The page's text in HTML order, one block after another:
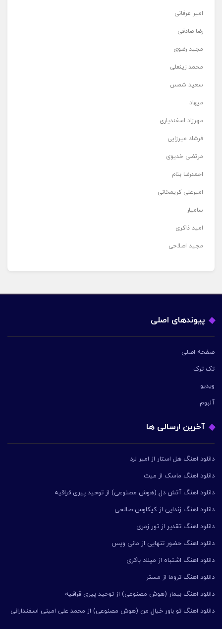
امیر عرفانی
رضا صادقی
مجید رضوی
محمد زینعلی
سعید شمس
میهاد
مهرزاد اسفندیاری
فرشاد میرزایی
مرتضی خدیوی
احمدرضا بنام
امیرعلی کریمخانی
سامیار
امید ذاکری
مجید اصلاحی
پیوندهای اصلی
صفحه اصلی
تک ترک
ویدیو
آلبوم
آخرین ارسالی ها
دانلود اهنگ هل استار از امیر لرد
دانلود اهنگ ماسک از میث
دانلود اهنگ آتش دل (هوش مصنوعی) از توحید پیری قراقیه
دانلود اهنگ زندایی از کیکاوس صالحی
دانلود اهنگ تقدیر از تور زمری
دانلود اهنگ حضور تنهایی از مانی ویس
دانلود اهنگ اشتباه از میلاد باکری
دانلود اهنگ تروما از مستر
دانلود اهنگ بیمار (هوش مصنوعی) از توحید پیری قراقیه
دانلود اهنگ تو باور خیال من (هوش مصنوعی) از محمد علی امینی اسفندارانی